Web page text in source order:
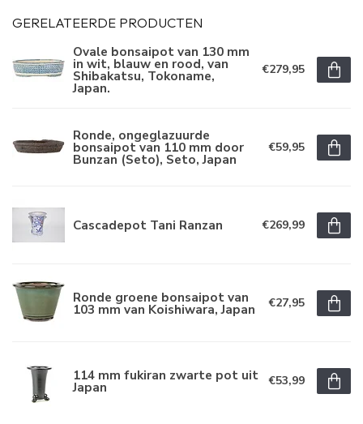
GERELATEERDE PRODUCTEN
Ovale bonsaipot van 130 mm
in wit, blauw en rood, van
Shibakatsu, Tokoname,
Japan.
€279,95
Ronde, ongeglazuurde
bonsaipot van 110 mm door
Bunzan (Seto), Seto, Japan
€59,95
Cascadepot Tani Ranzan €269,99
Ronde groene bonsaipot van
103 mm van Koishiwara, Japan €27,95
114 mm fukiran zwarte pot uit
Japan €53,99